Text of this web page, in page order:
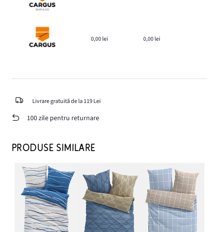
0,00 lei 0,00 lei
Livrare gratuită de la 119 Lei
100 zile pentru returnare
PRODUSE SIMILARE